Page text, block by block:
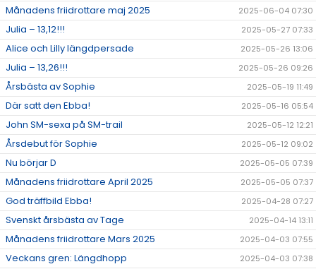
Månadens friidrottare maj 2025 2025-06-04 07:30
Julia – 13,12!!! 2025-05-27 07:33
Alice och Lilly längdpersade 2025-05-26 13:06
Julia – 13,26!!! 2025-05-26 09:26
Årsbästa av Sophie 2025-05-19 11:49
Där satt den Ebba! 2025-05-16 05:54
John SM-sexa på SM-trail 2025-05-12 12:21
Årsdebut för Sophie 2025-05-12 09:02
Nu börjar D 2025-05-05 07:39
Månadens friidrottare April 2025 2025-05-05 07:37
God träffbild Ebba! 2025-04-28 07:27
Svenskt årsbästa av Tage 2025-04-14 13:11
Månadens friidrottare Mars 2025 2025-04-03 07:55
Veckans gren: Längdhopp 2025-04-03 07:38